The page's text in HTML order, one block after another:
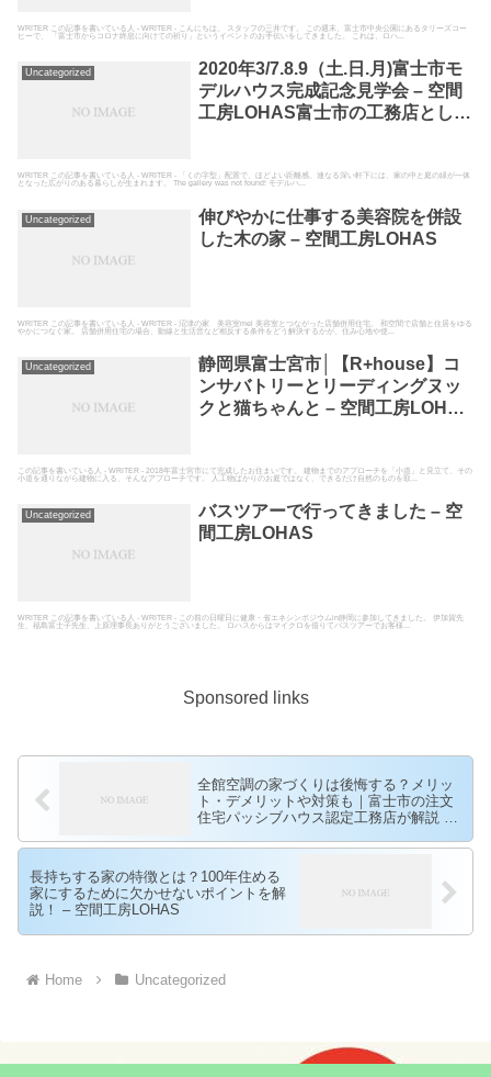
WRITER この記事を書いている人 - WRITER - こんにちは。 スタッフの三井です。 この週末、富士市中央公園にあるタリーズコー
ヒーで、 「富士市からコロナ終息に向けての祈り」というイベントのお手伝いをしてきました。 これは、ロハ...
Uncategorized
2020年3/7.8.9（土.日.月)富士市モ
デルハウス完成記念見学会 – 空間
工房LOHAS富士市の工務店として
WRITER この記事を書いている人 - WRITER - 「くの字型」配置で、ほどよい距離感。連なる深い軒下には、家の中と庭の緑が一体
となった広がりのある暮らしが生まれます。 The gallery was not found! モデルハ...
Uncategorized
伸びやかに仕事する美容院を併設
した木の家 – 空間工房LOHAS
WRITER この記事を書いている人 - WRITER - 沼津の家 美容室mel 美容室とつながった店舗併用住宅。 和空間で店舗と住居をゆる
やかにつなぐ家。 店舗併用住宅の場合、動線と生活音など相反する条件をどう解決するかが、住み心地や使...
Uncategorized
静岡県富士宮市│【R+house】コ
ンサバトリーとリーディングヌッ
クと猫ちゃんと – 空間工房LOHAS
間工房LOHAS
この記事を書いている人 - WRITER - 2018年富士宮市にて完成したお住まいです。 建物までのアプローチを「小道」と見立て、その
小道を通りながら建物に入る、そんなアプローチです。 人工物ばかりのお庭ではなく、できるだけ自然のものを取...
Uncategorized
バスツアーで行ってきました – 空
間工房LOHAS
WRITER この記事を書いている人 - WRITER - この前の日曜日に健康・省エネシンポジウムin静岡に参加してきました。 伊加賀先
生、福島富士子先生、上原理事長ありがとうございました。 ロハスからはマイクロを借りてバスツアーでお客様...
Sponsored links
全館空調の家づくりは後悔する？メリッ
ト・デメリットや対策も｜富士市の注文
住宅パッシブハウス認定工務店が解説 –
長持ちする家の特徴とは？100年住める
家にするために欠かせないポイントを解
説！ – 空間工房LOHAS
Home Uncategorized